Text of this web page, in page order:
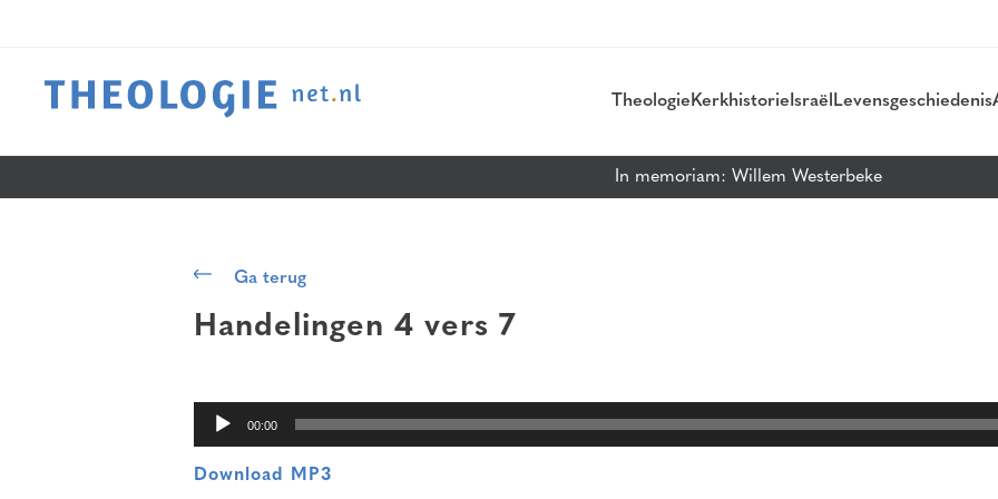
Theologie Kerkhistorie Israël Levensgeschiedenis
In memoriam: Willem Westerbeke
Ga terug
Handelingen 4 vers 7
00:00
Download MP3